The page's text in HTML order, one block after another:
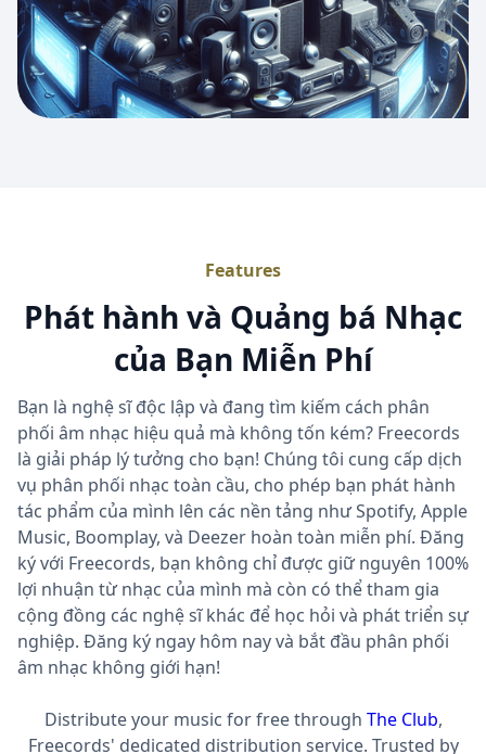
Features
Phát hành và Quảng bá Nhạc
của Bạn Miễn Phí
Bạn là nghệ sĩ độc lập và đang tìm kiếm cách phân
phối âm nhạc hiệu quả mà không tốn kém? Freecords
là giải pháp lý tưởng cho bạn! Chúng tôi cung cấp dịch
vụ phân phối nhạc toàn cầu, cho phép bạn phát hành
tác phẩm của mình lên các nền tảng như Spotify, Apple
Music, Boomplay, và Deezer hoàn toàn miễn phí. Đăng
ký với Freecords, bạn không chỉ được giữ nguyên 100%
lợi nhuận từ nhạc của mình mà còn có thể tham gia
cộng đồng các nghệ sĩ khác để học hỏi và phát triển sự
nghiệp. Đăng ký ngay hôm nay và bắt đầu phân phối
âm nhạc không giới hạn!
Distribute your music for free through The Club,
Freecords' dedicated distribution service. Trusted by